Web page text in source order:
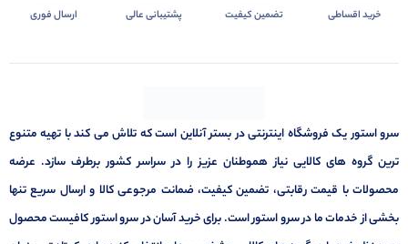
خرید اقساطی تضمین کیفیت پشتیبانی عالی ارسال فوری
سرو استور یک فروشگاه اینترنتی در بستر آنلاین است که تلاش می کند با تهیه متنوع
ترین گروه های کالایی نیاز هموطنان عزیز را در سراسر کشور برطرف سازد. عرضه
محصولات با قیمت رقابتی، تضمین کیفیت، ضمانت مرجوعی کالا و ارسال سریع تنها
بخشی از خدمات ما در سرو استور است. برای خرید آسان در سرو استور کافیست محصول